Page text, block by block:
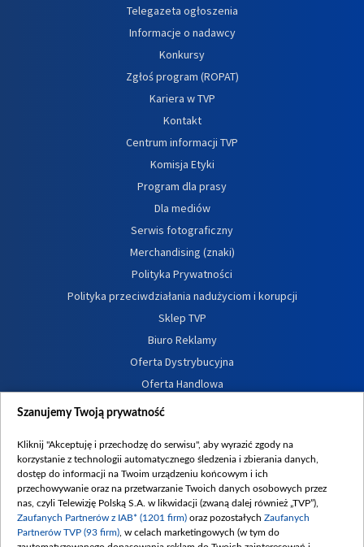
Telegazeta ogłoszenia
Informacje o nadawcy
Konkursy
Zgłoś program (ROPAT)
Kariera w TVP
Kontakt
Centrum informacji TVP
Komisja Etyki
Program dla prasy
Dla mediów
Serwis fotograficzny
Merchandising (znaki)
Polityka Prywatności
Polityka przeciwdziałania nadużyciom i korupcji
Sklep TVP
Biuro Reklamy
Oferta Dystrybucyjna
Oferta Handlowa
Dostępność
Procedura zgłoszeń wewnętrznych
Szanujemy Twoją prywatność
Kliknij "Akceptuję i przechodzę do serwisu", aby wyrazić zgody na
korzystanie z technologii automatycznego śledzenia i zbierania danych,
dostęp do informacji na Twoim urządzeniu końcowym i ich
przechowywanie oraz na przetwarzanie Twoich danych osobowych przez
nas, czyli Telewizję Polską S.A. w likwidacji (zwaną dalej również „TVP”),
Zaufanych Partnerów z IAB* (1201 firm) oraz pozostałych Zaufanych
Partnerów TVP (93 firm) , w celach marketingowych (w tym do